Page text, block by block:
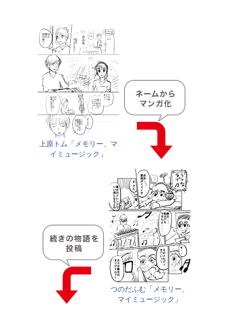
上原トム 「 メモリー、マ
イミュージック 」
つのだふむ 「 メモリー、
マイミュージック 」